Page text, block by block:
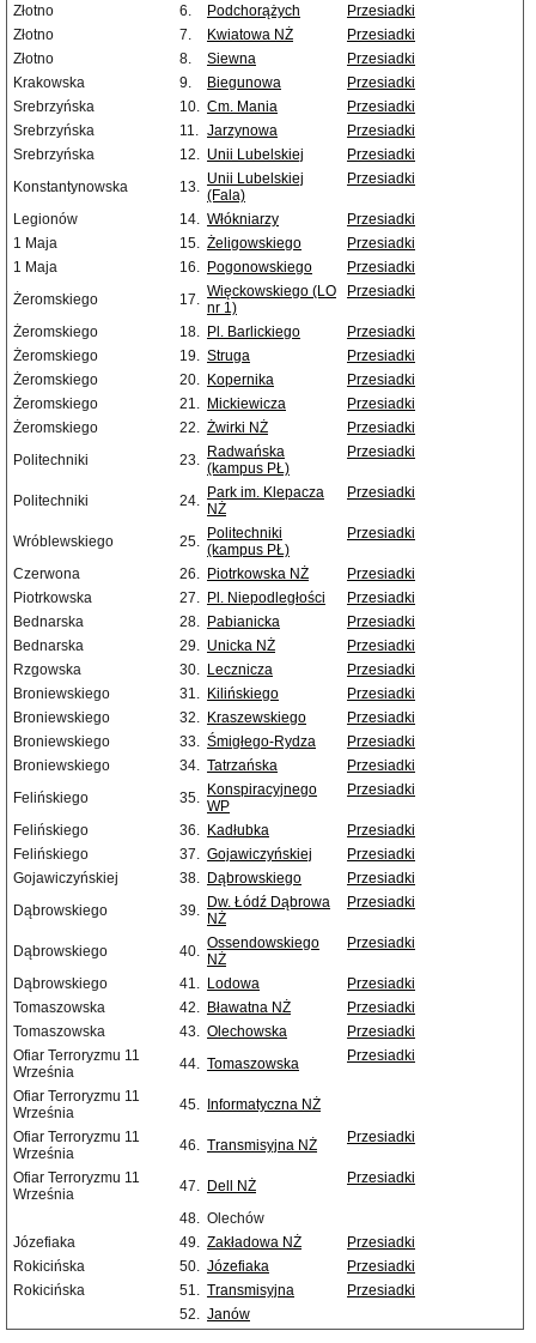
Złotno
6. Podchorążych
Przesiadki
Złotno
7. Kwiatowa NŻ
Przesiadki
Złotno
8. Siewna
Przesiadki
Krakowska
9. Biegunowa
Przesiadki
Srebrzyńska
10. Cm. Mania
Przesiadki
Srebrzyńska
11. Jarzynowa
Przesiadki
Srebrzyńska
12. Unii Lubelskiej
Przesiadki
Konstantynowska
13. Unii Lubelskiej
(Fala)
Przesiadki
Legionów 14. Włókniarzy
Przesiadki
1 Maja
15. Żeligowskiego
Przesiadki
1 Maja
16. Pogonowskiego
Przesiadki
Żeromskiego
17. Więckowskiego (LO
nr 1)
Przesiadki
Żeromskiego 18. Pl. Barlickiego
Przesiadki
Żeromskiego
19. Struga
Przesiadki
Żeromskiego
20. Kopernika
Przesiadki
Żeromskiego
21. Mickiewicza
Przesiadki
Żeromskiego
22. Żwirki NŻ
Przesiadki
Politechniki
23. Radwańska
(kampus PŁ)
Przesiadki
Politechniki 24. Park im. Klepacza
NŻ
Przesiadki
Wróblewskiego 25. Politechniki
(kampus PŁ)
Przesiadki
Czerwona 26. Piotrkowska NŻ
Przesiadki
Piotrkowska
27. Pl. Niepodległości
Przesiadki
Bednarska
28. Pabianicka
Przesiadki
Bednarska
29. Unicka NŻ
Przesiadki
Rzgowska
30. Lecznicza
Przesiadki
Broniewskiego
31. Kilińskiego
Przesiadki
Broniewskiego
32. Kraszewskiego
Przesiadki
Broniewskiego
33. Śmigłego-Rydza
Przesiadki
Broniewskiego
34. Tatrzańska
Przesiadki
Felińskiego
35. Konspiracyjnego
WP
Przesiadki
Felińskiego 36. Kadłubka
Przesiadki
Felińskiego
37. Gojawiczyńskiej
Przesiadki
Gojawiczyńskiej
38. Dąbrowskiego
Przesiadki
Dąbrowskiego
39. Dw. Łódź Dąbrowa
NŻ
Przesiadki
Dąbrowskiego 40. Ossendowskiego
NŻ
Przesiadki
Dąbrowskiego 41. Lodowa
Przesiadki
Tomaszowska
42. Bławatna NŻ
Przesiadki
Tomaszowska
43. Olechowska
Przesiadki
Ofiar Terroryzmu 11
Września
44. Tomaszowska Przesiadki
Ofiar Terroryzmu 11
Września
45.
Informatyczna NŻ
Ofiar Terroryzmu 11
Września
46. Transmisyjna NŻ Przesiadki
Ofiar Terroryzmu 11
Września
47. Dell NŻ Przesiadki
48. Olechów
Józefiaka
49. Zakładowa NŻ
Przesiadki
Rokicińska
50. Józefiaka
Przesiadki
Rokicińska
51. Transmisyjna
Przesiadki
52. Janów